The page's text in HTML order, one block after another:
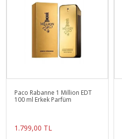
Paco Rabanne 1 Million EDT
100 ml Erkek Parfüm
1.799,00 TL